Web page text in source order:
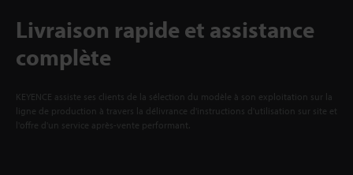
Livraison rapide et assistance
complète
KEYENCE assiste ses clients de la sélection du modèle à son exploitation sur la
ligne de production à travers la délivrance d'instructions d'utilisation sur site et
l'offre d'un service après-vente performant.